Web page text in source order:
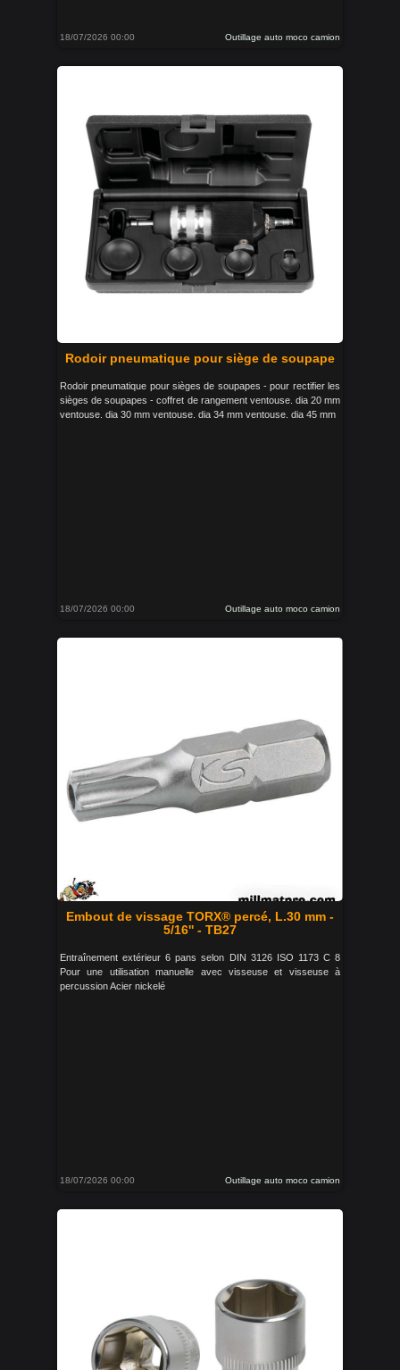
18/07/2026 00:00 Outillage auto moco camion
Rodoir pneumatique pour siège de soupape
Rodoir pneumatique pour sièges de soupapes - pour rectifier les
sièges de soupapes - coffret de rangement ventouse. dia 20 mm
ventouse. dia 30 mm ventouse. dia 34 mm ventouse. dia 45 mm
18/07/2026 00:00 Outillage auto moco camion
Embout de vissage TORX® percé, L.30 mm -
5/16'' - TB27
Entraînement extérieur 6 pans selon DIN 3126 ISO 1173 C 8
Pour une utilisation manuelle avec visseuse et visseuse à
percussion Acier nickelé
18/07/2026 00:00 Outillage auto moco camion